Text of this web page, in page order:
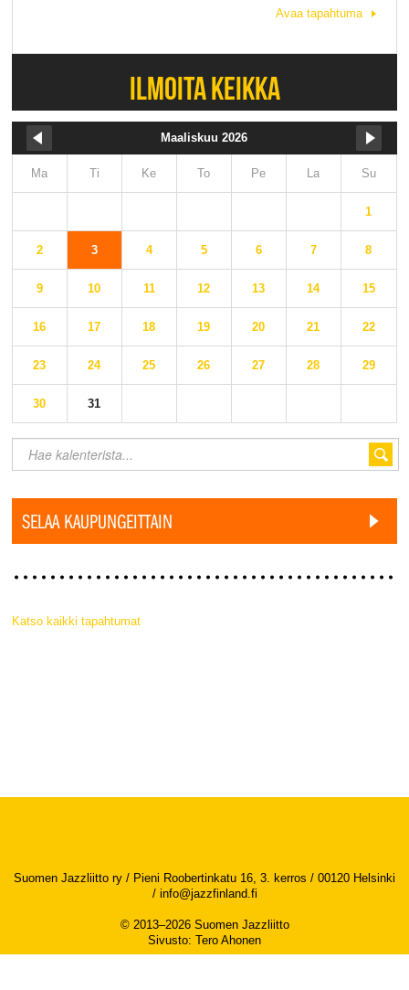
Avaa tapahtuma
ILMOITA KEIKKA
Maaliskuu 2026
Ma Ti Ke To Pe La Su
1
2 3 4 5 6 7 8
9 10 11 12 13 14 15
16 17 18 19 20 21 22
23 24 25 26 27 28 29
30 31
SELAA KAUPUNGEITTAIN
Katso kaikki tapahtumat
Suomen Jazzliitto ry / Pieni Roobertinkatu 16, 3. kerros / 00120 Helsinki
/ info@jazzfinland.fi
© 2013–2026 Suomen Jazzliitto
Sivusto: Tero Ahonen